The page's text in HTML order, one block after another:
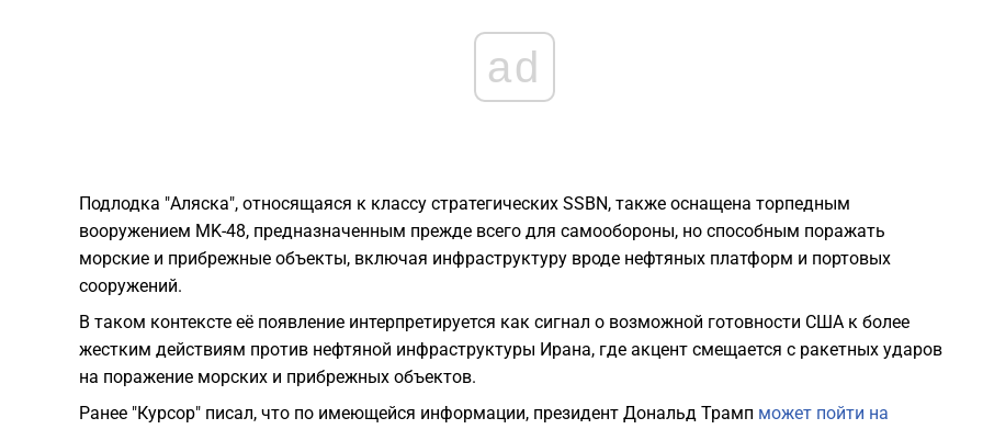
ad
Подлодка "Аляска", относящаяся к классу стратегических SSBN, также оснащена торпедным
вооружением MK-48, предназначенным прежде всего для самообороны, но способным поражать
морские и прибрежные объекты, включая инфраструктуру вроде нефтяных платформ и портовых
сооружений.
В таком контексте её появление интерпретируется как сигнал о возможной готовности США к более
жестким действиям против нефтяной инфраструктуры Ирана, где акцент смещается с ракетных ударов
на поражение морских и прибрежных объектов.
Ранее "Курсор" писал, что по имеющейся информации, президент Дональд Трамп может пойти на